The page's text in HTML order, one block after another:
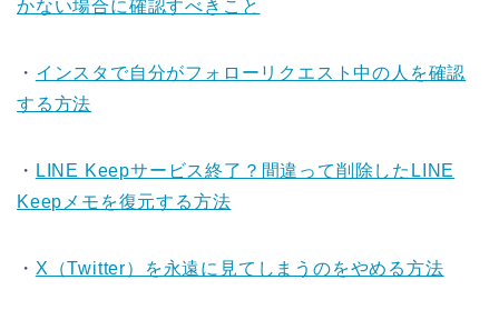
かない場合に確認すべきこと
・ インスタで自分がフォローリクエスト中の人を確認
する方法
・ LINE Keepサービス終了？間違って削除したLINE
Keepメモを復元する方法
・ X（Twitter）を永遠に見てしまうのをやめる方法